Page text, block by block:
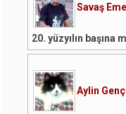
Savaş
20. yüzyılın başına
Aylin